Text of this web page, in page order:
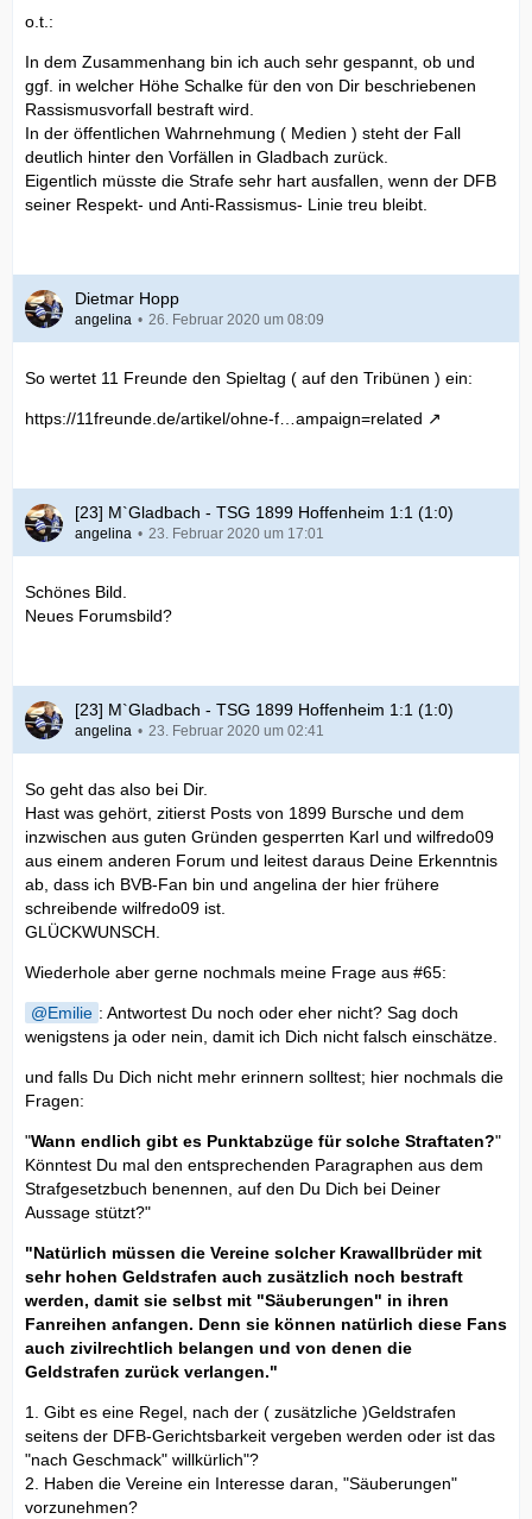
o.t.:
In dem Zusammenhang bin ich auch sehr gespannt, ob und
ggf. in welcher Höhe Schalke für den von Dir beschriebenen
Rassismusvorfall bestraft wird.
In der öffentlichen Wahrnehmung ( Medien ) steht der Fall
deutlich hinter den Vorfällen in Gladbach zurück.
Eigentlich müsste die Strafe sehr hart ausfallen, wenn der DFB
seiner Respekt- und Anti-Rassismus- Linie treu bleibt.
Dietmar Hopp
angelina 26. Februar 2020 um 08:09
So wertet 11 Freunde den Spieltag ( auf den Tribünen ) ein:
https://11freunde.de/artikel/ohne-f…ampaign=related
[23] M`Gladbach - TSG 1899 Hoffenheim 1:1 (1:0)
angelina 23. Februar 2020 um 17:01
Schönes Bild.
Neues Forumsbild?
[23] M`Gladbach - TSG 1899 Hoffenheim 1:1 (1:0)
angelina 23. Februar 2020 um 02:41
So geht das also bei Dir.
Hast was gehört, zitierst Posts von 1899 Bursche und dem
inzwischen aus guten Gründen gesperrten Karl und wilfredo09
aus einem anderen Forum und leitest daraus Deine Erkenntnis
ab, dass ich BVB-Fan bin und angelina der hier frühere
schreibende wilfredo09 ist.
GLÜCKWUNSCH.
Wiederhole aber gerne nochmals meine Frage aus #65:
Emilie : Antwortest Du noch oder eher nicht? Sag doch
wenigstens ja oder nein, damit ich Dich nicht falsch einschätze.
und falls Du Dich nicht mehr erinnern solltest; hier nochmals die
Fragen:
"Wann endlich gibt es Punktabzüge für solche Straftaten?"
Könntest Du mal den entsprechenden Paragraphen aus dem
Strafgesetzbuch benennen, auf den Du Dich bei Deiner
Aussage stützt?"
"Natürlich müssen die Vereine solcher Krawallbrüder mit
sehr hohen Geldstrafen auch zusätzlich noch bestraft
werden, damit sie selbst mit "Säuberungen" in ihren
Fanreihen anfangen. Denn sie können natürlich diese Fans
auch zivilrechtlich belangen und von denen die
Geldstrafen zurück verlangen."
1. Gibt es eine Regel, nach der ( zusätzliche )Geldstrafen
seitens der DFB-Gerichtsbarkeit vergeben werden oder ist das
"nach Geschmack" willkürlich"?
2. Haben die Vereine ein Interesse daran, "Säuberungen"
vorzunehmen?